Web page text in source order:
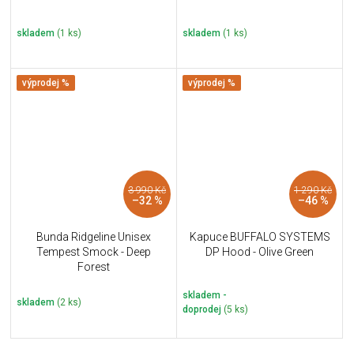
skladem (1 ks) skladem (1 ks)
výprodej %
3 990 Kč
–32 %
Bunda Ridgeline Unisex
Tempest Smock - Deep
Forest
skladem (2 ks)
výprodej %
1 290 Kč
–46 %
Kapuce BUFFALO SYSTEMS
DP Hood - Olive Green
skladem -
doprodej (5 ks)